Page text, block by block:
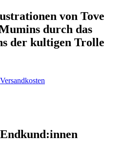
von Tove
durch das
der kultigen Trolle
Versandkosten